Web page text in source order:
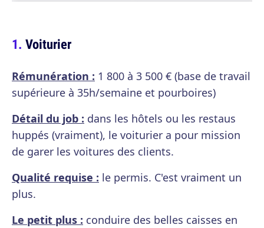
Voiturier
Rémunération : 1 800 à 3 500 € (base de travail
supérieure à 35h/semaine et pourboires)
Détail du job : dans les hôtels ou les restaus
huppés (vraiment), le voiturier a pour mission
de garer les voitures des clients.
Qualité requise : le permis. C'est vraiment un
plus.
Le petit plus : conduire des belles caisses en